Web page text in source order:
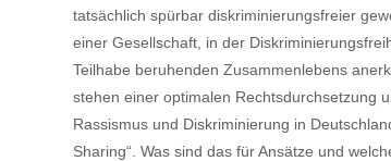
tatsächlich spürbar diskriminierungsfreier
einer Gesellschaft, in der
Teilhabe beruhenden Zusammenlebens
stehen einer optimalen Rechtsdurchsetzung
Rassismus und Diskriminierung in
Sharing“. Was sind das für Ansätze und